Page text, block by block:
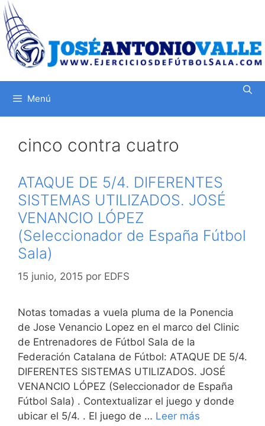
Saltar
al
contenido
Menú
cinco contra cuatro
ATAQUE DE 5/4. DIFERENTES
SISTEMAS UTILIZADOS. JOSÉ
VENANCIO LÓPEZ
(Seleccionador de España Fútbol
Sala)
15 junio, 2015 por EDFS
Notas tomadas a vuela pluma de la Ponencia
de Jose Venancio Lopez en el marco del Clinic
de Entrenadores de Fútbol Sala de la
Federación Catalana de Fútbol: ATAQUE DE 5/4.
DIFERENTES SISTEMAS UTILIZADOS. JOSÉ
VENANCIO LÓPEZ (Seleccionador de España
Fútbol Sala) . Contextualizar el juego y donde
ubicar el 5/4. . El juego de … Leer más